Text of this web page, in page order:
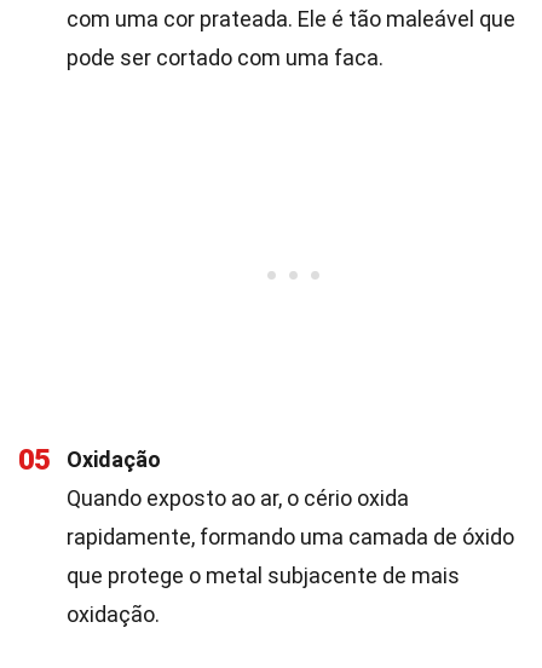
com uma cor prateada. Ele é tão maleável que
pode ser cortado com uma faca.
05
Oxidação
Quando exposto ao ar, o cério oxida
rapidamente, formando uma camada de óxido
que protege o metal subjacente de mais
oxidação.